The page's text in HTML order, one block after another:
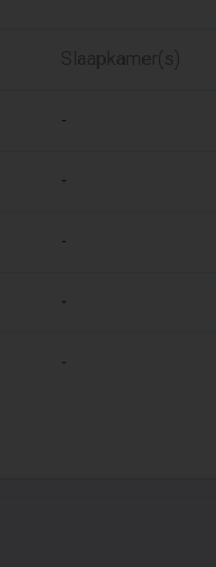
Slaapkamer(s)
-
-
-
-
-